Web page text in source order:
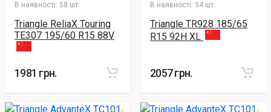
В наявності: 58 шт
Triangle ReliaX Touring
TE307 195/60 R15 88V
1981 грн.
В наявності: 34 шт
Triangle TR928 185/65
R15 92H XL
2057 грн.